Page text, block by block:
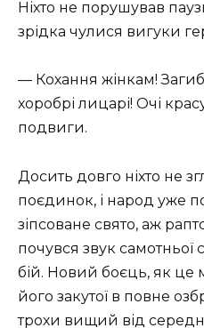
Ніхто не порушував
зрідка чулися вигуки
— Кохання жінкам!
хоробрі лицарі! Очі
подвиги.
Досить довго ніхто не
поєдинок, і народ уже
зіпсоване свято, аж
почувся звук
бій. Новий боєць, як це
його закутої в повне
трохи вищий від